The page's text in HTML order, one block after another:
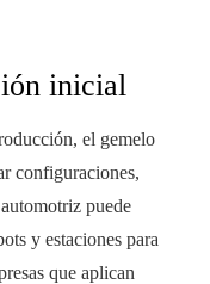
inicial
el gemelo
configuraciones,
puede
y estaciones para
que aplican